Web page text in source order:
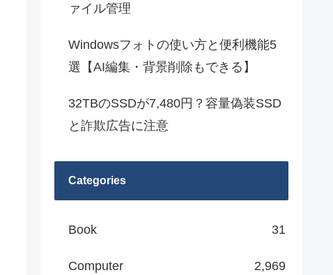
ァイル管理
Windowsフォトの使い方と便利機能5
選【AI編集・背景削除もできる】
32TBのSSDが7,480円？容量偽装SSD
と詐欺広告に注意
Categories
Book 31
Computer 2,969